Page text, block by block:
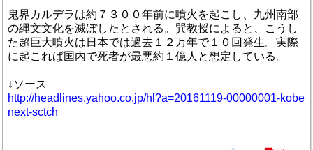
鬼界カルデラは約７３００年前に噴火を起こし、九州南部
の縄文文化を滅ぼしたとされる。巽教授によると、こうし
た超巨大噴火は日本では過去１２万年で１０回発生。実際
に起これば国内で死者が最悪約１億人と想定している。
↓ソース
http://headlines.yahoo.co.jp/hl?a=20161119-00000001-kobe
next-sctch